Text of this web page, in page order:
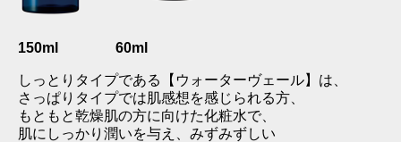
150ml 60ml
しっとりタイプである【ウォーターヴェール】は、
さっぱりタイプでは肌感想を感じられる方、
もともと乾燥肌の方に向けた化粧水で、
肌にしっかり潤いを与え、みずみずしい